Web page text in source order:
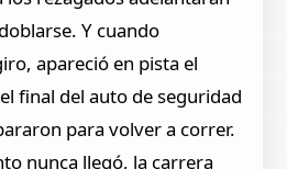
Y cuando
apareció en pista el
final del auto de seguridad
para volver a correr.
nunca llegó, la carrera